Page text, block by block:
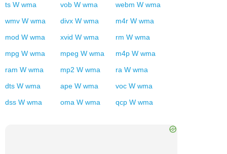
ts W wma vob W wma webm W wma
wmv W wma divx W wma m4r W wma
mod W wma xvid W wma rm W wma
mpg W wma mpeg W wma m4p W wma
ram W wma mp2 W wma ra W wma
dts W wma ape W wma voc W wma
dss W wma oma W wma qcp W wma